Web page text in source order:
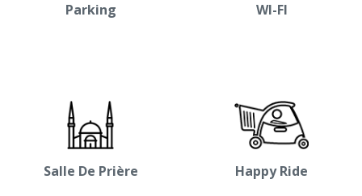
Parking WI-FI
Salle De Prière Happy Ride